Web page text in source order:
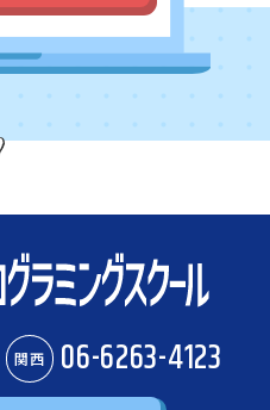
関西 06-6263-4123